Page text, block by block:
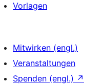
Vorlagen
Mitwirken (engl.)
Veranstaltungen
Spenden (engl.) ↗